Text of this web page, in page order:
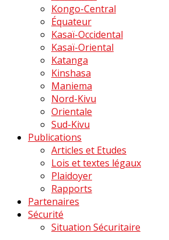
Kongo-Central
Équateur
Kasaï-Occidental
Kasaï-Oriental
Katanga
Kinshasa
Maniema
Nord-Kivu
Orientale
Sud-Kivu
Publications
Articles et Etudes
Lois et textes légaux
Plaidoyer
Rapports
Partenaires
Sécurité
Situation Sécuritaire